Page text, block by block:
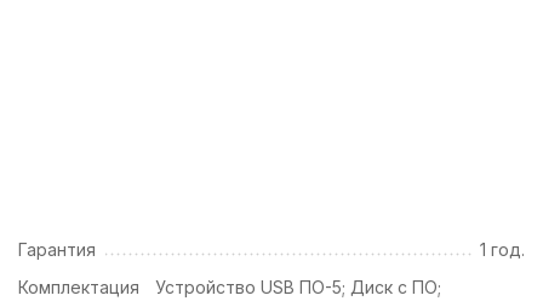
Гарантия
1 год.
Комплектация
Устройство USB ПО-5; Диск с ПО;